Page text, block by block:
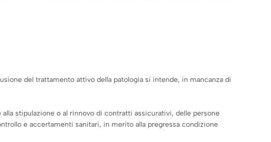
del trattamento attivo della patologia si intende, in mancanza di
stipulazione o al rinnovo di contratti assicurativi, delle persone
e accertamenti sanitari, in merito alla pregressa condizione